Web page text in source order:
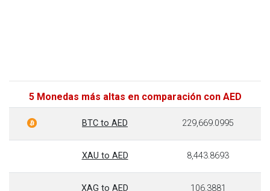
5 Monedas más altas en comparación con AED
BTC to AED 229,669.0995
XAU to AED 8,443.8693
XAG to AED 106.3881